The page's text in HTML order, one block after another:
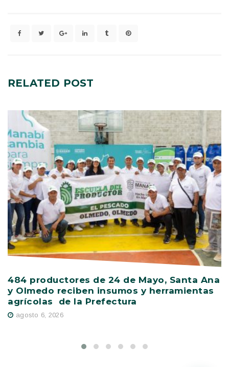
RELATED POST
484 productores de 24 de Mayo, Santa Ana
y Olmedo reciben insumos y herramientas
agrícolas de la Prefectura
agosto 6, 2026